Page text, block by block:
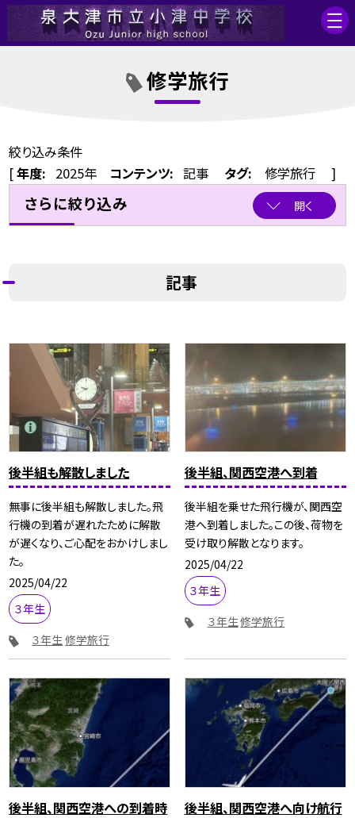
修学旅行
絞り込み条件
[年度: 2025年 コンテンツ: 記事 タグ: 修学旅行 ]
さらに絞り込み 開く
記事
後半組も解散しました
無事に後半組も解散しました。飛
行機の到着が遅れたために解散
が遅くなり、ご心配をおかけしまし
た。
2025/04/22
３年生
３年生修学旅行
後半組、関西空港へ到着
後半組を乗せた飛行機が、関西空
港へ到着しました。この後、荷物を
受け取り解散となります。
2025/04/22
３年生
３年生修学旅行
後半組、関西空港への到着時
後半組、関西空港へ向け航行